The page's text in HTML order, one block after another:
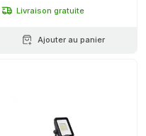
Livraison gratuite
Ajouter au panier